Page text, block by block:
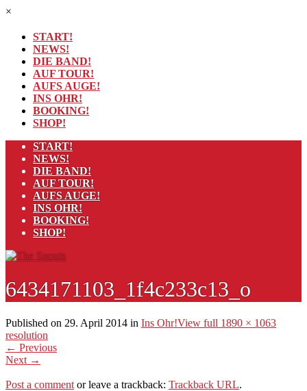
×
START!
NEWS!
DIE BAND!
AUF TOUR!
AUFS AUGE!
INS OHR!
BOOKING!
SHOP!
START!
NEWS!
DIE BAND!
AUF TOUR!
AUFS AUGE!
INS OHR!
BOOKING!
SHOP!
6434171103_1f4c233c13_o
Published on 29. April 2014 in Ins Ohr!View full 1890 × 1063
resolution
← Previous
Next →
Post a comment or leave a trackback: Trackback URL.